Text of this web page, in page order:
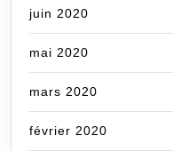
juin 2020
mai 2020
mars 2020
février 2020